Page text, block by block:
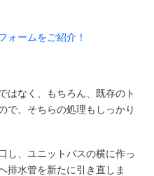
ォームをご紹介！
はなく、もちろん、既存のト
で、そちらの処理もしっかり
し、ユニットバスの横に作っ
排水管を新たに引き直しま